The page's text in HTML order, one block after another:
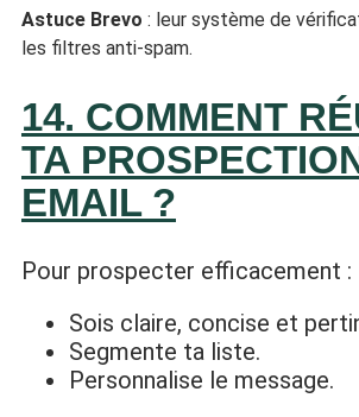
Astuce Brevo : leur système de
les filtres anti-spam.
14. COMMENT
TA
EMAIL ?
Pour prospecter efficacement :
Sois claire, concise et
Segmente ta liste.
Personnalise le message.